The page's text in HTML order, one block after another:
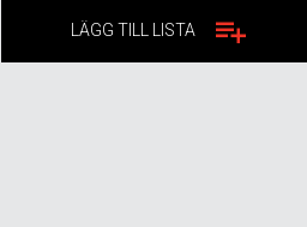
LÄGG TILL LISTA